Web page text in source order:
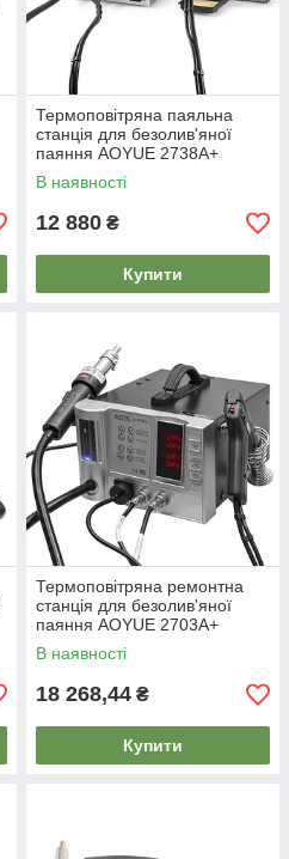
Термоповітряна паяльна
станція для безолив'яної
паяння AOYUE 2738A+
В наявності
12 880 ₴
Купити
Термоповітряна ремонтна
станція для безолив'яної
паяння AOYUE 2703A+
В наявності
18 268,44 ₴
Купити